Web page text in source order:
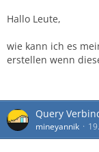
Hallo Leute,
wie kann ich es
erstellen wenn
Query
mineyannik